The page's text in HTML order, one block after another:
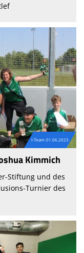
I-Team: 01.06.2023
Kimmich
Stiftung und des
Turnier des